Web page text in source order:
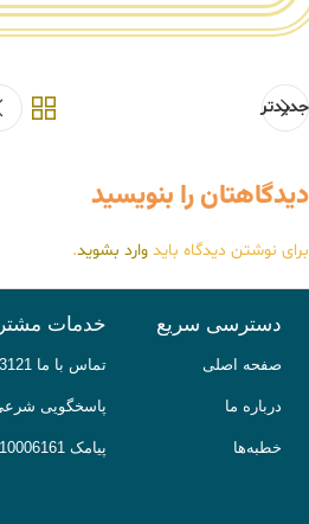
جدیدتر
دیدگاهتان را بنویسید
برای نوشتن دیدگاه باید وارد بشوید.
دسترسی سریع
صفحه اصلی
درباره ما
خطبه‌ها
خدمات
تماس با ما 06132233121
پاسخگویی شرعی
پیامک 10006161